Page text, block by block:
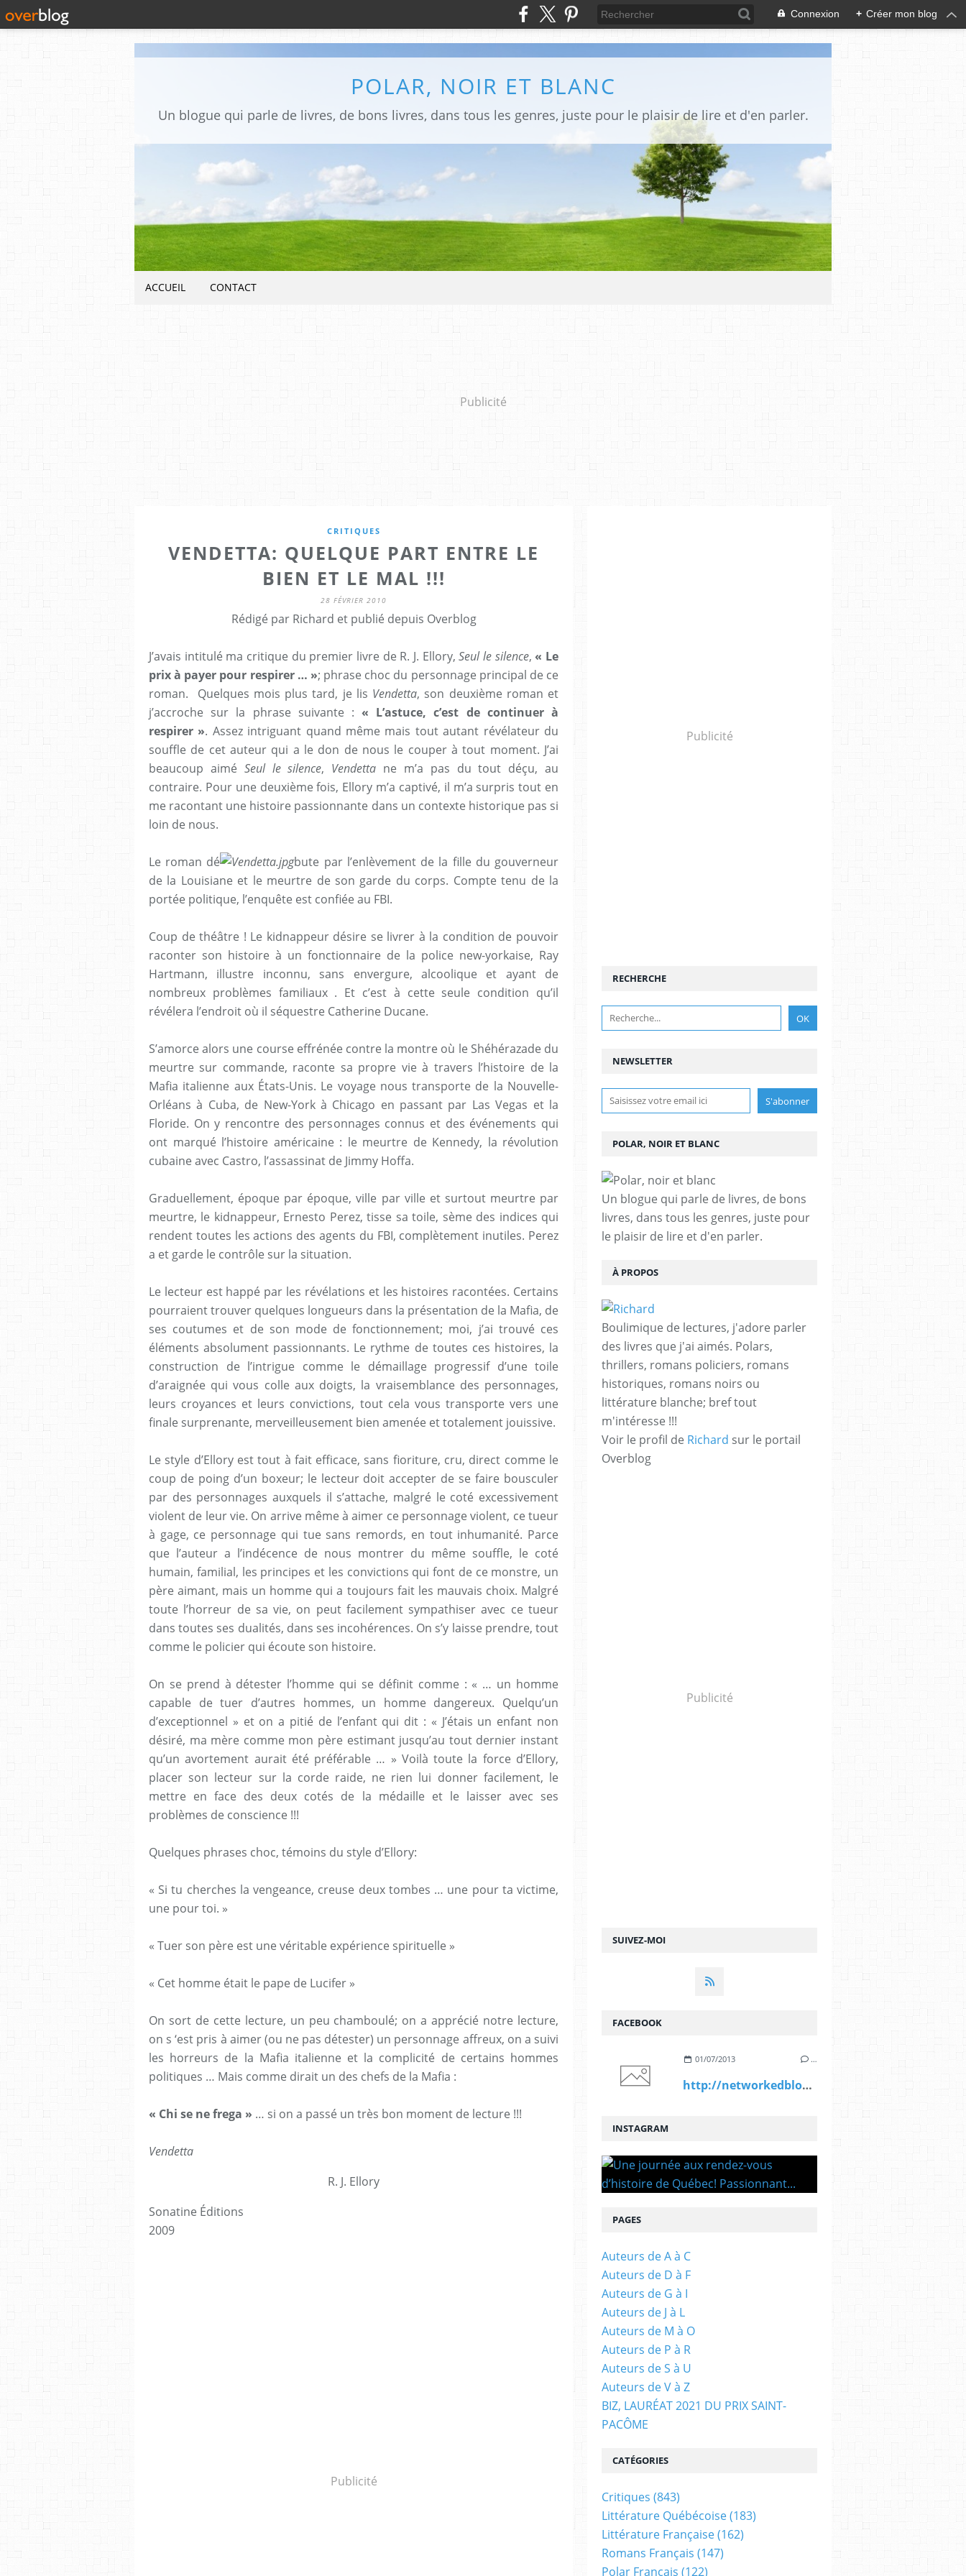
Connexion + Créer mon blog
POLAR, NOIR ET BLANC
Un blogue qui parle de livres, de bons livres, dans tous les genres, juste pour le plaisir de lire et d'en parler.
ACCUEIL CONTACT
Publicité
CRITIQUES
VENDETTA: QUELQUE PART ENTRE LE
BIEN ET LE MAL !!!
28 FÉVRIER 2010
Rédigé par Richard et publié depuis Overblog
J’avais intitulé ma critique du premier livre de R. J. Ellory,Seul le silence,« Le
prix à payer pour respirer … »; phrase choc du personnage principal de ce
roman. Quelques mois plus tard, je lis Vendetta, son deuxième roman et
j’accroche sur la phrase suivante :« L’astuce, c’est de continuer à
respirer ». Assez intriguant quand même mais tout autant révélateur du
souffle de cet auteur qui a le don de nous le couper à tout moment. J’ai
beaucoup aimé Seul le silence, Vendetta ne m’a pas du tout déçu, au
contraire. Pour une deuxième fois, Ellory m’a captivé, il m’a surpris tout en
me racontant une histoire passionnante dans un contexte historique pas si
loin de nous.
Le roman dé
bute par l’enlèvement de la fille du gouverneur
de la Louisiane et le meurtre de son garde du corps. Compte tenu de la
portée politique, l’enquête est confiée au FBI.
Coup de théâtre ! Le kidnappeur désire se livrer à la condition de pouvoir
raconter son histoire à un fonctionnaire de la police new-yorkaise, Ray
Hartmann, illustre inconnu, sans envergure, alcoolique et ayant de
nombreux problèmes familiaux . Et c’est à cette seule condition qu’il
révélera l’endroit où il séquestre Catherine Ducane.
S’amorce alors une course effrénée contre la montre où le Shéhérazade du
meurtre sur commande, raconte sa propre vie à travers l’histoire de la
Mafia italienne aux États-Unis. Le voyage nous transporte de la Nouvelle-
Orléans à Cuba, de New-York à Chicago en passant par Las Vegas et la
Floride. On y rencontre des personnages connus et des événements qui
ont marqué l’histoire américaine : le meurtre de Kennedy, la révolution
cubaine avec Castro, l’assassinat de Jimmy Hoffa.
Graduellement, époque par époque, ville par ville et surtout meurtre par
meurtre, le kidnappeur, Ernesto Perez, tisse sa toile, sème des indices qui
rendent toutes les actions des agents du FBI, complètement inutiles. Perez
a et garde le contrôle sur la situation.
Le lecteur est happé par les révélations et les histoires racontées. Certains
pourraient trouver quelques longueurs dans la présentation de la Mafia, de
ses coutumes et de son mode de fonctionnement; moi, j’ai trouvé ces
éléments absolument passionnants. Le rythme de toutes ces histoires, la
construction de l’intrigue comme le démaillage progressif d’une toile
d’araignée qui vous colle aux doigts, la vraisemblance des personnages,
leurs croyances et leurs convictions, tout cela vous transporte vers une
finale surprenante, merveilleusement bien amenée et totalement jouissive.
Le style d’Ellory est tout à fait efficace, sans fioriture, cru, direct comme le
coup de poing d’un boxeur; le lecteur doit accepter de se faire bousculer
par des personnages auxquels il s’attache, malgré le coté excessivement
violent de leur vie. On arrive même à aimer ce personnage violent, ce tueur
à gage, ce personnage qui tue sans remords, en tout inhumanité. Parce
que l’auteur a l’indécence de nous montrer du même souffle, le coté
humain, familial, les principes et les convictions qui font de ce monstre, un
père aimant, mais un homme qui a toujours fait les mauvais choix. Malgré
toute l’horreur de sa vie, on peut facilement sympathiser avec ce tueur
dans toutes ses dualités, dans ses incohérences. On s’y laisse prendre, tout
comme le policier qui écoute son histoire.
On se prend à détester l’homme qui se définit comme : « … un homme
capable de tuer d’autres hommes, un homme dangereux. Quelqu’un
d’exceptionnel » et on a pitié de l’enfant qui dit : « J’étais un enfant non
désiré, ma mère comme mon père estimant jusqu’au tout dernier instant
qu’un avortement aurait été préférable … » Voilà toute la force d’Ellory,
placer son lecteur sur la corde raide, ne rien lui donner facilement, le
mettre en face des deux cotés de la médaille et le laisser avec ses
problèmes de conscience !!!
Quelques phrases choc, témoins du style d’Ellory:
« Si tu cherches la vengeance, creuse deux tombes … une pour ta victime,
une pour toi. »
« Tuer son père est une véritable expérience spirituelle »
« Cet homme était le pape de Lucifer »
On sort de cette lecture, un peu chamboulé; on a apprécié notre lecture,
on s ‘est pris à aimer (ou ne pas détester) un personnage affreux, on a suivi
les horreurs de la Mafia italienne et la complicité de certains hommes
politiques … Mais comme dirait un des chefs de la Mafia :
« Chi se ne frega » … si on a passé un très bon moment de lecture !!!
Vendetta
R. J. Ellory
Sonatine Éditions
2009
Publicité
Publicité
NEWSLETTER
SUIVEZ-MOI
RECHERCHE
POLAR, NOIR ET BLANC
Un blogue qui parle de livres, de bons
livres, dans tous les genres, juste pour
le plaisir de lire et d'en parler.
À PROPOS
Boulimique de lectures, j'adore parler
des livres que j'ai aimés. Polars,
thrillers, romans policiers, romans
historiques, romans noirs ou
littérature blanche; bref tout
m'intéresse !!!
Voir le profil de Richard sur le portail
Overblog
Publicité
FACEBOOK
01/07/2013 …
http://networkedblogs.com/Mri4d
INSTAGRAM
PAGES
Auteurs de A à C
Auteurs de D à F
Auteurs de G à I
Auteurs de J à L
Auteurs de M à O
Auteurs de P à R
Auteurs de S à U
Auteurs de V à Z
BIZ, LAURÉAT 2021 DU PRIX SAINT-
PACÔME
CATÉGORIES
Critiques (843)
Littérature Québécoise(183)
Littérature Française(162)
Romans Français (147)
Polar Français (122)